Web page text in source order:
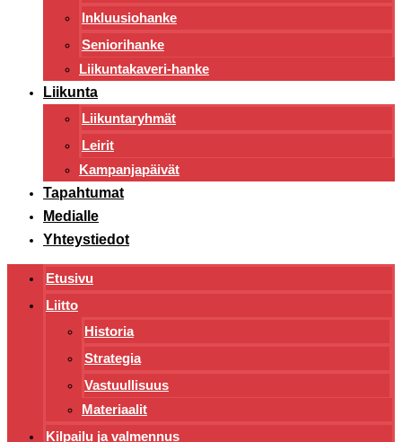
Inkluusiohanke
Seniorihanke
Liikuntakaveri-hanke
Liikunta
Liikuntaryhmät
Leirit
Kampanjapäivät
Tapahtumat
Medialle
Yhteystiedot
Etusivu
Liitto
Historia
Strategia
Vastuullisuus
Materiaalit
Kilpailu ja valmennus